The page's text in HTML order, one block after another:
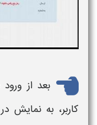
بعد از
کاربر، به نمایش